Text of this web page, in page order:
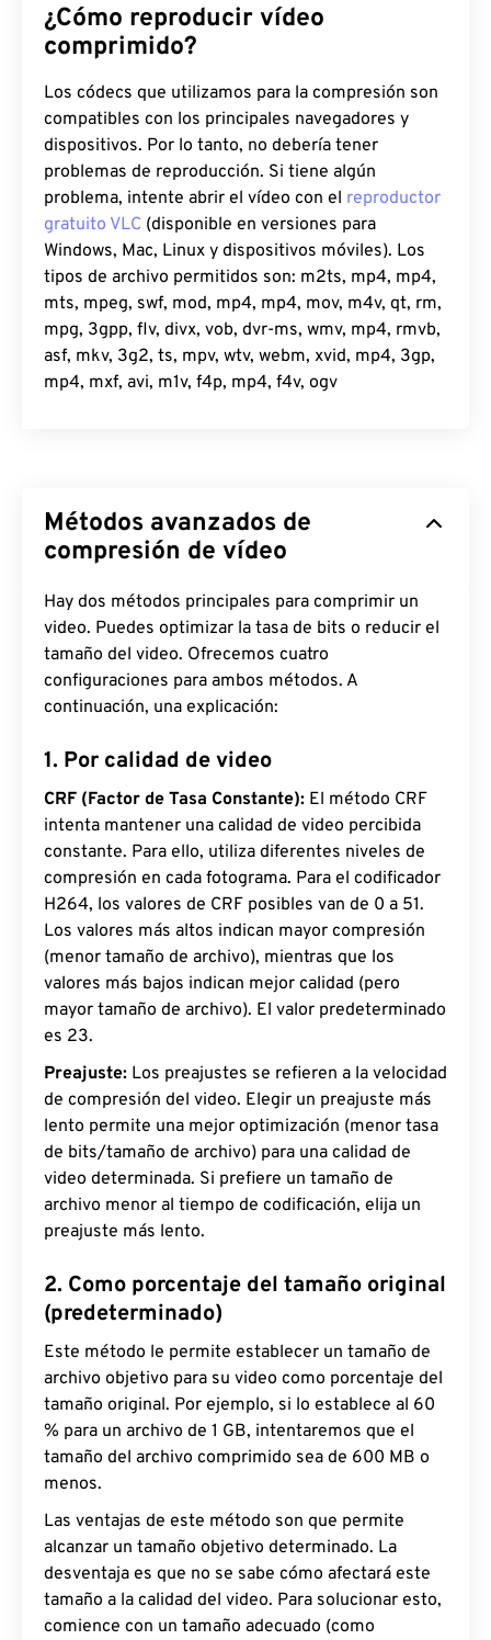
¿Cómo reproducir vídeo
comprimido?
Los códecs que utilizamos para la compresión son
compatibles con los principales navegadores y
dispositivos. Por lo tanto, no debería tener
problemas de reproducción. Si tiene algún
problema, intente abrir el vídeo con el reproductor
gratuito VLC (disponible en versiones para
Windows, Mac, Linux y dispositivos móviles). Los
tipos de archivo permitidos son: m2ts, mp4, mp4,
mts, mpeg, swf, mod, mp4, mp4, mov, m4v, qt, rm,
mpg, 3gpp, flv, divx, vob, dvr-ms, wmv, mp4, rmvb,
asf, mkv, 3g2, ts, mpv, wtv, webm, xvid, mp4, 3gp,
mp4, mxf, avi, m1v, f4p, mp4, f4v, ogv
Métodos avanzados de
compresión de vídeo
Hay dos métodos principales para comprimir un
video. Puedes optimizar la tasa de bits o reducir el
tamaño del video. Ofrecemos cuatro
configuraciones para ambos métodos. A
continuación, una explicación:
1. Por calidad de video
CRF (Factor de Tasa Constante): El método CRF
intenta mantener una calidad de video percibida
constante. Para ello, utiliza diferentes niveles de
compresión en cada fotograma. Para el codificador
H264, los valores de CRF posibles van de 0 a 51.
Los valores más altos indican mayor compresión
(menor tamaño de archivo), mientras que los
valores más bajos indican mejor calidad (pero
mayor tamaño de archivo). El valor predeterminado
es 23.
Preajuste: Los preajustes se refieren a la velocidad
de compresión del video. Elegir un preajuste más
lento permite una mejor optimización (menor tasa
de bits/tamaño de archivo) para una calidad de
video determinada. Si prefiere un tamaño de
archivo menor al tiempo de codificación, elija un
preajuste más lento.
2. Como porcentaje del tamaño original
(predeterminado)
Este método le permite establecer un tamaño de
archivo objetivo para su video como porcentaje del
tamaño original. Por ejemplo, si lo establece al 60
% para un archivo de 1 GB, intentaremos que el
tamaño del archivo comprimido sea de 600 MB o
menos.
Las ventajas de este método son que permite
alcanzar un tamaño objetivo determinado. La
desventaja es que no se sabe cómo afectará este
tamaño a la calidad del video. Para solucionar esto,
comience con un tamaño adecuado (como